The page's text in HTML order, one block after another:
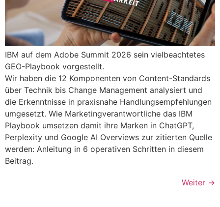
IBM auf dem Adobe Summit 2026 sein vielbeachtetes
GEO-Playbook vorgestellt.
Wir haben die 12 Komponenten von Content-Standards
über Technik bis Change Management analysiert und
die Erkenntnisse in praxisnahe Handlungsempfehlungen
umgesetzt. Wie Marketingverantwortliche das IBM
Playbook umsetzen damit ihre Marken in ChatGPT,
Perplexity und Google AI Overviews zur zitierten Quelle
werden: Anleitung in 6 operativen Schritten in diesem
Beitrag.
Weiter →